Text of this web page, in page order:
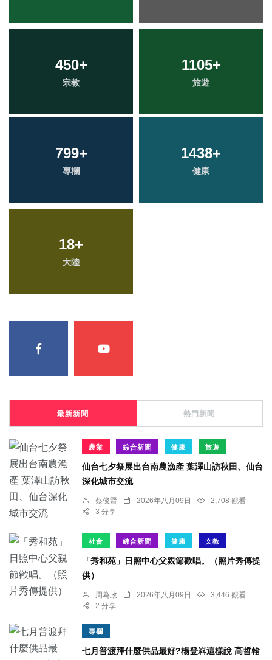
450+
宗教
1105+
旅遊
799+
專欄
1438+
健康
18+
大陸
最新新聞 熱門新聞
農業 綜合新聞 健康 旅遊
仙台七夕祭展出台南農漁產 葉澤山訪秋田、仙台
深化城市交流
蔡俊賢 2026年八月09日
2,708 觀看
3 分享
社會 綜合新聞 健康 文教
「秀和苑」日照中心父親節歡唱。（照片秀傳提
供）
周為政 2026年八月09日
3,446 觀看
2 分享
專欄
七月普渡拜什麼供品最好?楊登嵙這樣說 高哲翰